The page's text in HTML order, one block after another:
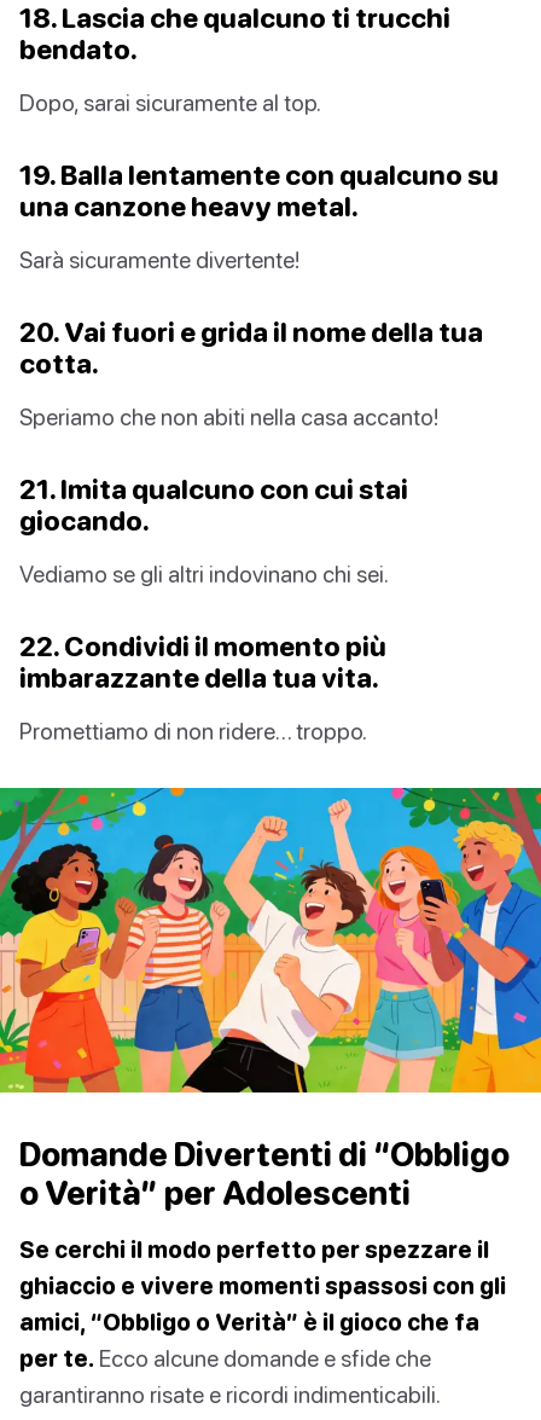
18. Lascia che qualcuno ti trucchi
bendato.
Dopo, sarai sicuramente al top.
19. Balla lentamente con qualcuno su
una canzone heavy metal.
Sarà sicuramente divertente!
20. Vai fuori e grida il nome della tua
cotta.
Speriamo che non abiti nella casa accanto!
21. Imita qualcuno con cui stai
giocando.
Vediamo se gli altri indovinano chi sei.
22. Condividi il momento più
imbarazzante della tua vita.
Promettiamo di non ridere… troppo.
Domande Divertenti di “Obbligo
o Verità” per Adolescenti
Se cerchi il modo perfetto per spezzare il
ghiaccio e vivere momenti spassosi con gli
amici, “Obbligo o Verità” è il gioco che fa
per te. Ecco alcune domande e sfide che
garantiranno risate e ricordi indimenticabili.